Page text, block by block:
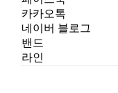
카카오톡
네이버 블로그
밴드
라인